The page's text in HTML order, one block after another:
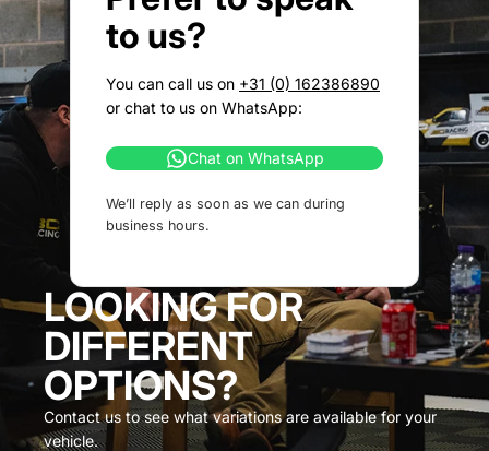
to us?
You can call us on +31 (0) 162386890
or chat to us on WhatsApp:
Chat on WhatsApp
We’ll reply as soon as we can during
business hours.
LOOKING FOR
DIFFERENT
OPTIONS?
Contact us to see what variations are available for your
vehicle.